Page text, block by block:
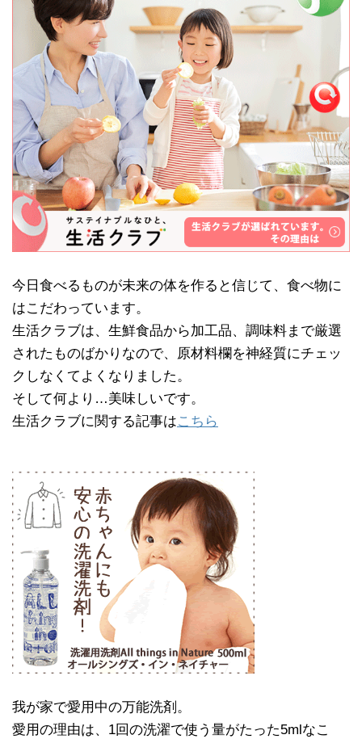
今日食べるものが未来の体を作ると信じて、食べ物に
はこだわっています。
生活クラブは、生鮮食品から加工品、調味料まで厳選
されたものばかりなので、原材料欄を神経質にチェッ
クしなくてよくなりました。
そして何より…美味しいです。
生活クラブに関する記事はこちら
我が家で愛用中の万能洗剤。
愛用の理由は、1回の洗濯で使う量がたった5mlなこ